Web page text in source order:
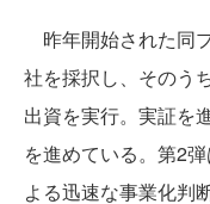
昨年開始された同
社を採択し、そのう
出資を実行。実証を
を進めている。第2
よる迅速な事業化判